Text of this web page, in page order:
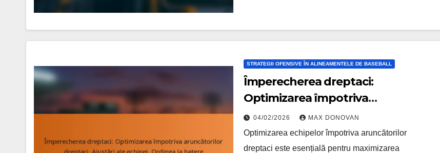
STRATEGII OFENSIVE ÎN ALINEAMENTELE DE BASEBALL
Împerecherea dreptaci:
Optimizarea împotriva
aruncătorilor dreptaci, Ajustări ale
echipei, Ordinea la batere
04/02/2026 MAX DONOVAN
Optimizarea echipelor împotriva aruncătorilor
dreptaci este esențială pentru maximizarea